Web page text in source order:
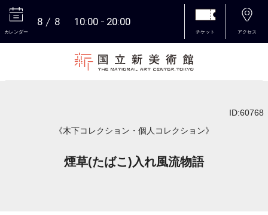
カレンダー
8 8 10:00 20:00
チケット アクセス
ID:60768
《木下コレクション・個人コレクション》
煙草(たばこ)入れ風流物語